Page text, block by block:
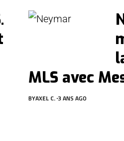
MLS avec
BYAXEL C. 3 ANS AGO